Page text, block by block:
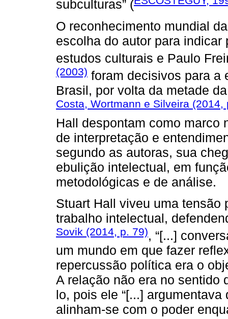
subculturas” (
O reconhecimento mundial
escolha do autor para
estudos culturais e Paulo
(2003) foram decisivos para a
Brasil, por volta da metade
Costa, Wortmann e Silveira (2014,
Hall despontam como marco
de interpretação e
segundo as autoras, sua
ebulição intelectual, em
metodológicas e de análise.
Stuart Hall viveu uma tensão
trabalho intelectual,
Sovik (2014, p. 79), “[...]
um mundo em que fazer
repercussão política era o
A relação não era no sentido
lo, pois ele “[...]
alinham-se com o poder